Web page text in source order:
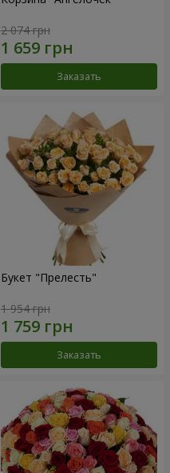
2 074 грн
Заказать
Букет "Прелесть"
1 954 грн
Заказать